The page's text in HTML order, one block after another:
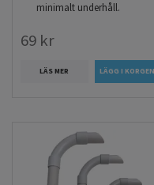
minimalt underhåll.
69 kr
LÄS MER